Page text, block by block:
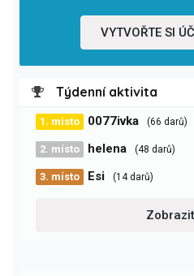
VYTVOŘTE SI
Týdenní aktivita
1. místo 0077ivka (66 darů)
2. místo helena (48 darů)
3. místo Esi (14 darů)